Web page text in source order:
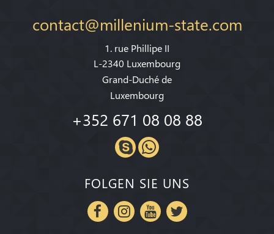
contact@millenium-state.com
1. rue Phillipe II
L-2340 Luxembourg
Grand-Duché de
Luxembourg
+352 671 08 08 88
FOLGEN SIE UNS